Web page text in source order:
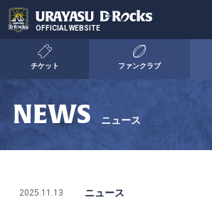
OFFICIAL WEBSITE
チケット ファンクラブ
NEWS ニュース
2025.11.13 ニュース